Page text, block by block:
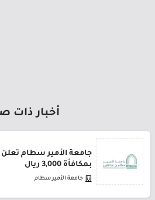
أخبار ذات
جامعة الأمير سطام
بمكافأة 3,000 ريال
جامعة الأمير سطام